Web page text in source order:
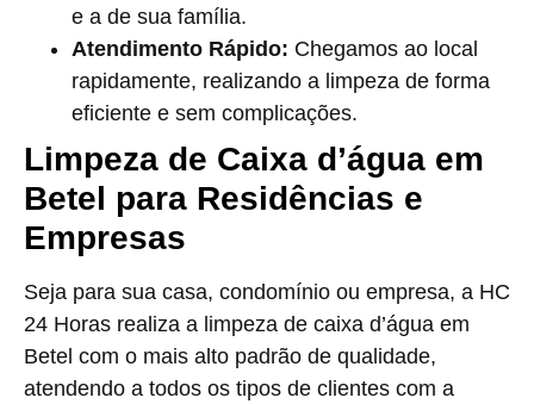
e a de sua família.
Atendimento Rápido: Chegamos ao local
rapidamente, realizando a limpeza de forma
eficiente e sem complicações.
Limpeza de Caixa d’água em
Betel para Residências e
Empresas
Seja para sua casa, condomínio ou empresa, a HC
24 Horas realiza a limpeza de caixa d’água em
Betel com o mais alto padrão de qualidade,
atendendo a todos os tipos de clientes com a